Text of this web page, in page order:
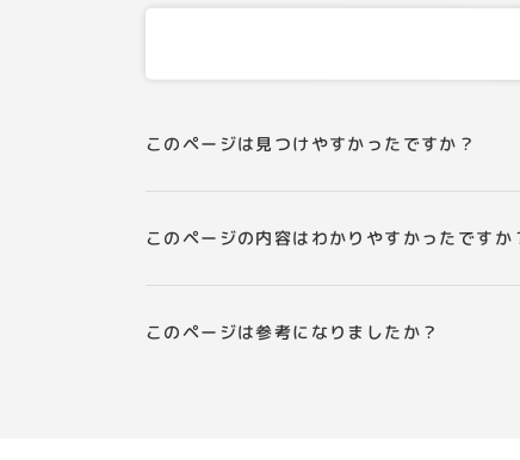
このページは見つけやすかったですか？
このページの内容はわかりやすかったですか
このページは参考になりましたか？